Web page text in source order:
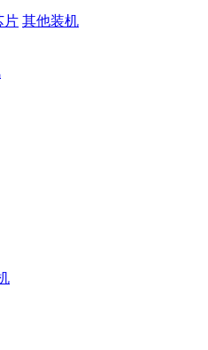
片 其他装机